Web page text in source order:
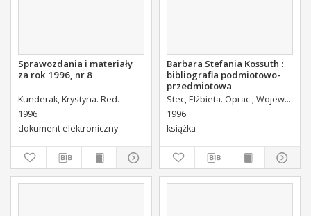
Sprawozdania i materiały
za rok 1996, nr 8
Kunderak, Krystyna. Red.
1996
dokument elektroniczny
Barbara Stefania Kossuth :
bibliografia podmiotowo-
przedmiotowa
Stec, Elżbieta. Oprac. Wojewódzka Biblioteka Publiczna w Kielcach. Dział Informacyjno-Bibliograficzny.
1996
książka